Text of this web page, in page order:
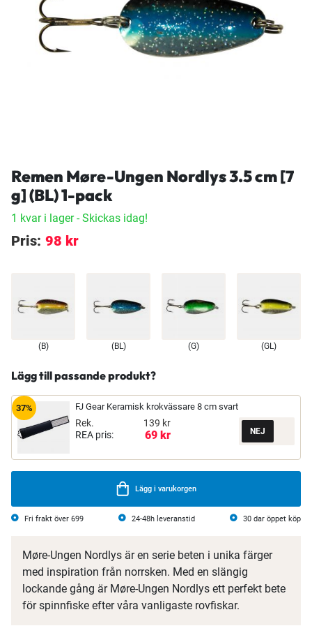
Remen Møre-Ungen Nordlys 3.5 cm [7
g] (BL) 1-pack
1 kvar i lager- Skickas idag!
Pris: 98 kr
(B) (BL) (G) (GL)
Lägg till passande produkt?
37% FJ Gear Keramisk krokvässare 8 cm svart
Rek.
139 kr
REA pris:
69 kr
Lägg i varukorgen
Fri frakt över 699 24-48h leveranstid 30 dar öppet köp
Møre-Ungen Nordlys är en serie beten i unika färger
med inspiration från norrsken. Med en slängig
lockande gång är Møre-Ungen Nordlys ett perfekt bete
för spinnfiske efter våra vanligaste rovfiskar.